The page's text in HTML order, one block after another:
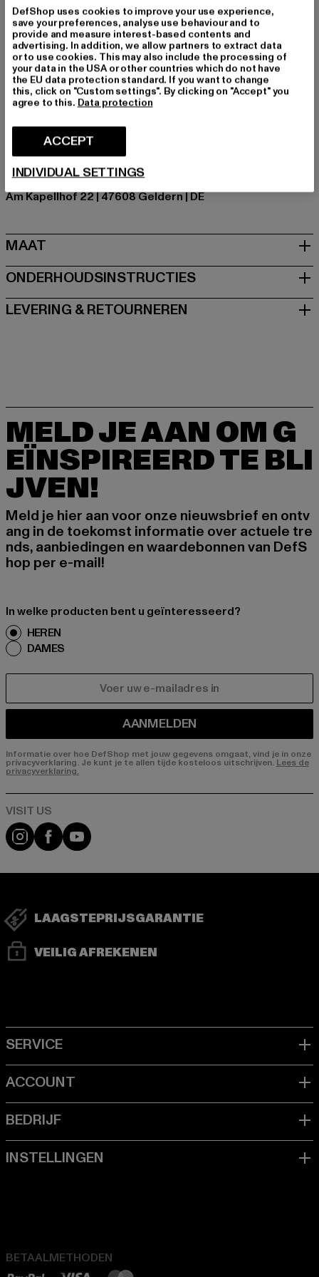
Chillen, Vrije tijd
Cut: Lang
Merk: Cloud5ive
Kategori: Kleding
Kleur: beige
Kleur fabrikant: beige/white
Materiële samenstelling: 50% Katoen, 50% Polyacryl
Art.Nr: CLAB812-03395
info@77onlineshop.eu
Am Kapellhof 22 | 47608 Geldern | DE
MAAT
ONDERHOUDSINSTRUCTIES
LEVERING & RETOURNEREN
MELD JE AAN OM G
EÏNSPIREERD TE BLI
JVEN!
Meld je hier aan voor onze nieuwsbrief en ontv
ang in de toekomst informatie over actuele tre
nds, aanbiedingen en waardebonnen van DefS
hop per e-mail!
In welke producten bent u geïnteresseerd?
HEREN
DAMES
AANMELDEN
Informatie over hoe DefShop met jouw gegevens omgaat, vind je in onze
privacyverklaring. Je kunt je te allen tijde kosteloos uitschrijven. Lees de
privacyverklaring.
Visit our Instagram page:
Visit our Facebook page:
Visit our YouTube channel:
LAAGSTEPRIJSGARANTIE
VEILIG AFREKENEN
BETAALMETHODEN
DefShop uses cookies to improve your use experience,
save your preferences, analyse use behaviour and to
provide and measure interest-based contents and
advertising. In addition, we allow partners to extract data
or to use cookies. This may also include the processing of
your data in the USA or other countries which do not have
the EU data protection standard. If you want to change
this, click on "Custom settings". By clicking on "Accept" you
agree to this. Data protection
ACCEPT
INDIVIDUAL SETTINGS